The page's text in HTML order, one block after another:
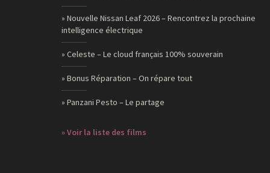
» Nouvelle Nissan Leaf 2026 – Rencontrez la prochaine
intelligence électrique
» Celeste – Le cloud français 100% souverain
» Bonus Réparation – On répare tout
» Panzani Pesto – Le partage
» Voir la liste des films